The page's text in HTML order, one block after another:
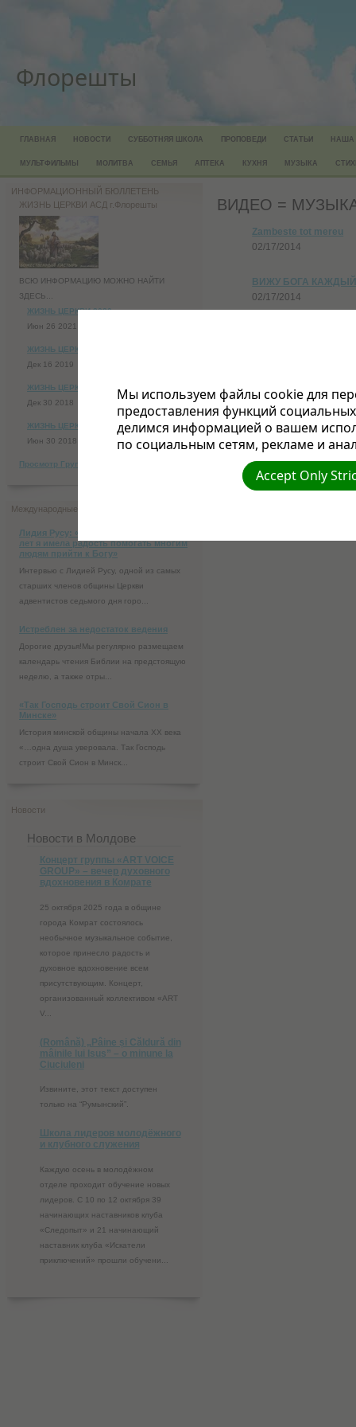
Флорешты
ГЛАВНАЯ НОВОСТИ СУББОТНЯЯ ШКОЛА ПРОПОВЕДИ СТАТЬИ НАША
МУЛЬТФИЛЬМЫ МОЛИТВА СЕМЬЯ АПТЕКА КУХНЯ МУЗЫКА
ИНФОРМАЦИОННЫЙ БЮЛЛЕТЕНЬ
ЖИЗНЬ ЦЕРКВИ АСД г.Флорешты
ВСЮ ИНФОРМАЦИЮ МОЖНО НАЙТИ
ЗДЕСЬ...
ЖИЗНЬ ЦЕРКВИ-2020год
Июн 26 2021
ЖИЗНЬ ЦЕРКВИ-2019год.docx
Дек 16 2019
ЖИЗНЬ ЦЕРКВИ №-3,4-2018г.
Дек 30 2018
ЖИЗНЬ ЦЕРКВИ-1,2-2018г.
Июн 30 2018
Просмотр Группы Документов
Международные новости
Лидия Русу: «На протяжении многих
лет я имела радость помогать многим
людям прийти к Богу»
Интервью с Лидией Русу, одной из самых
старших членов общины Церкви
адвентистов седьмого дня горо...
Истреблен за недостаток ведения
Дорогие друзья!Мы регулярно размещаем
календарь чтения Библии на предстоящую
неделю, а также отры...
«Так Господь строит Свой Сион в
Минске»
История минской общины начала XX века
«…одна душа уверовала. Так Господь
строит Свой Сион в Минск...
Новости
Новости в Молдове
Концерт группы «ART VOICE
GROUP» – вечер духовного
вдохновения в Комрате
25 октября 2025 года в общине
города Комрат состоялось
необычное музыкальное событие,
которое принесло радость и
духовное вдохновение всем
присутствующим. Концерт,
организованный коллективом «ART
V...
(Română) „Pâine și Căldură din
mâinile lui Isus” – o minune la
Ciuciuleni
Извините, этот текст доступен
только на “Румынский”.
Школа лидеров молодёжного
и клубного служения
Каждую осень в молодёжном
отделе проходит обучение новых
лидеров. С 10 по 12 октября 39
начинающих наставников клуба
«Следопыт» и 21 начинающий
наставник клуба «Искатели
приключений» прошли обучени...
ВИДЕО =
Zambeste tot mereu
02/17/2014
ВИЖУ БОГА
02/17/2014
Мы используем файлы cookie для
предоставления функций
делимся информацией о вашем
по социальным сетям, рекламе и
Accept Only